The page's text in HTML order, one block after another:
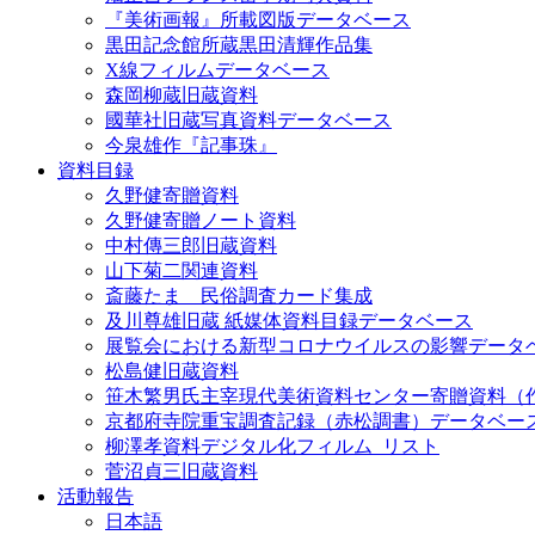
『美術画報』所載図版データベース
黒田記念館所蔵黒田清輝作品集
X線フィルムデータベース
森岡柳蔵旧蔵資料
國華社旧蔵写真資料データベース
今泉雄作『記事珠』
資料目録
久野健寄贈資料
久野健寄贈ノート資料
中村傳三郎旧蔵資料
山下菊二関連資料
斎藤たま 民俗調査カード集成
及川尊雄旧蔵 紙媒体資料目録データベース
展覧会における新型コロナウイルスの影響データ
松島健旧蔵資料
笹木繁男氏主宰現代美術資料センター寄贈資料（
京都府寺院重宝調査記録（赤松調書）データベー
柳澤孝資料デジタル化フィルム_リスト
菅沼貞三旧蔵資料
活動報告
日本語